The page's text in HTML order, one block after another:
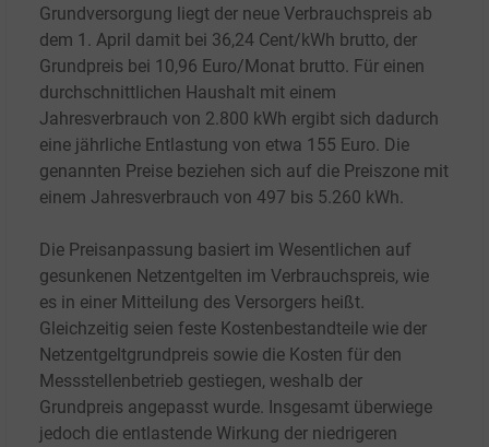
Grundversorgung liegt der neue Verbrauchspreis ab
dem 1. April damit bei 36,24 Cent/kWh brutto, der
Grundpreis bei 10,96 Euro/Monat brutto. Für einen
durchschnittlichen Haushalt mit einem
Jahresverbrauch von 2.800 kWh ergibt sich dadurch
eine jährliche Entlastung von etwa 155 Euro. Die
genannten Preise beziehen sich auf die Preiszone mit
einem Jahresverbrauch von 497 bis 5.260 kWh.
Die Preisanpassung basiert im Wesentlichen auf
gesunkenen Netzentgelten im Verbrauchspreis, wie
es in einer Mitteilung des Versorgers heißt.
Gleichzeitig seien feste Kostenbestandteile wie der
Netzentgeltgrundpreis sowie die Kosten für den
Messstellenbetrieb gestiegen, weshalb der
Grundpreis angepasst wurde. Insgesamt überwiege
jedoch die entlastende Wirkung der niedrigeren